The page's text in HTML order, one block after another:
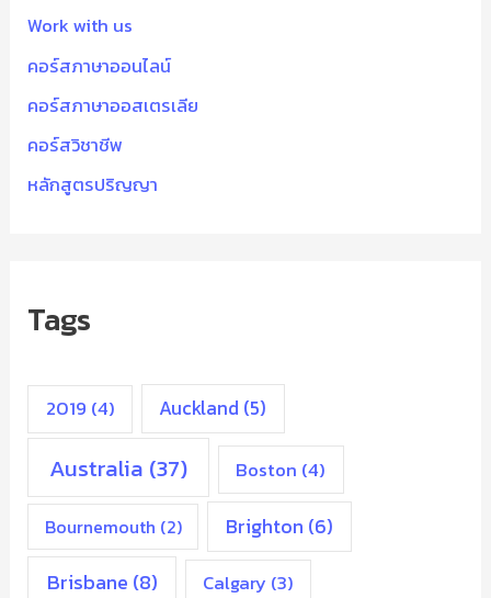
Work with us
คอร์สภาษาออนไลน์
คอร์สภาษาออสเตรเลีย
คอร์สวิชาชีพ
หลักสูตรปริญญา
Tags
2019 (4) Auckland (5)
Australia (37) Boston (4)
Bournemouth (2) Brighton (6)
Brisbane (8) Calgary (3)